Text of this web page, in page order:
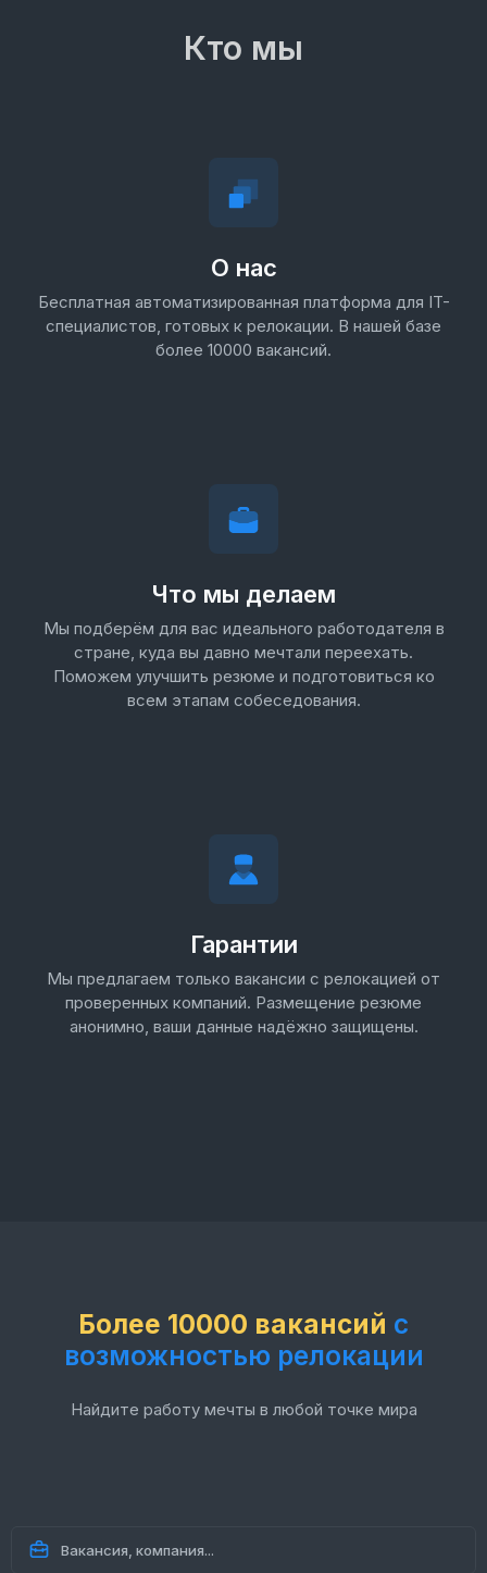
Кто мы
О нас
Бесплатная автоматизированная платформа для IT-
специалистов, готовых к релокации. В нашей базе
более 10000 вакансий.
Что мы делаем
Мы подберём для вас идеального работодателя в
стране, куда вы давно мечтали переехать.
Поможем улучшить резюме и подготовиться ко
всем этапам собеседования.
Гарантии
Мы предлагаем только вакансии с релокацией от
проверенных компаний. Размещение резюме
анонимно, ваши данные надёжно защищены.
Более 10000 вакансий с
возможностью релокации
Найдите работу мечты в любой точке мира